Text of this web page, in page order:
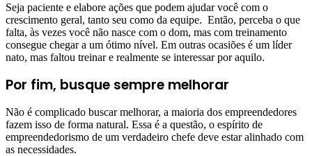
Seja paciente e elabore ações que podem ajudar você com o
crescimento geral, tanto seu como da equipe. Então, perceba o que
falta, às vezes você não nasce com o dom, mas com treinamento
consegue chegar a um ótimo nível. Em outras ocasiões é um líder
nato, mas faltou treinar e realmente se interessar por aquilo.
Por fim, busque sempre melhorar
Não é complicado buscar melhorar, a maioria dos empreendedores
fazem isso de forma natural. Essa é a questão, o espírito de
empreendedorismo de um verdadeiro chefe deve estar alinhado com
as necessidades.